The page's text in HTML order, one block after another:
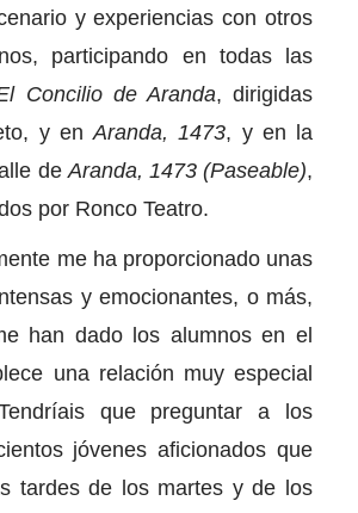
y experiencias con otros
participando en todas las
Concilio de Aranda, dirigidas
y enAranda, 1473, y en la
de Aranda, 1473 (Paseable),
por Ronco Teatro.
me ha proporcionado unas
y emocionantes, o más,
han dado los alumnos en el
una relación muy especial
que preguntar a los
jóvenes aficionados que
tardes de los martes y de los